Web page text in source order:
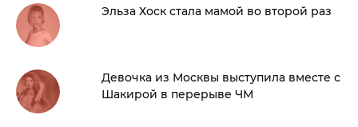
Эльза Хоск стала мамой во второй раз
Девочка из Москвы выступила вместе с
Шакирой в перерыве ЧМ